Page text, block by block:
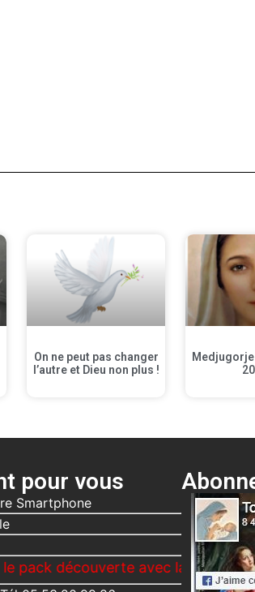
On ne peut pas changer
l’autre et Dieu non plus !
pour vous
Smartphone
avec la Bonne Nouvelle,